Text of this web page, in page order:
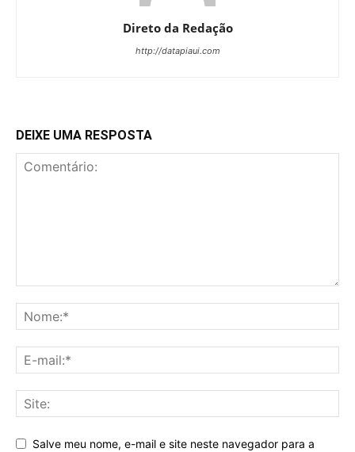
Direto da Redação
http://datapiaui.com
DEIXE UMA RESPOSTA
Salve meu nome, e-mail e site neste navegador para a